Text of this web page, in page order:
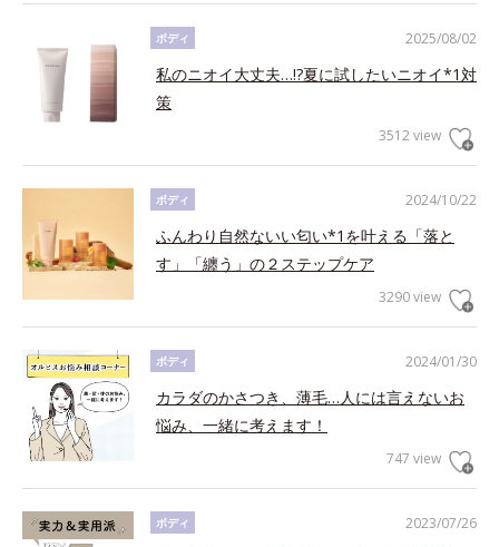
2025/08/02
ボディ
私のニオイ大丈夫…!?夏に試したいニオイ*1対
策
3512 view
2024/10/22
ボディ
ふんわり自然ないい匂い*1を叶える「落と
す」「纏う」の２ステップケア
3290 view
2024/01/30
ボディ
カラダのかさつき、薄毛…人には言えないお
悩み、一緒に考えます！
747 view
2023/07/26
ボディ